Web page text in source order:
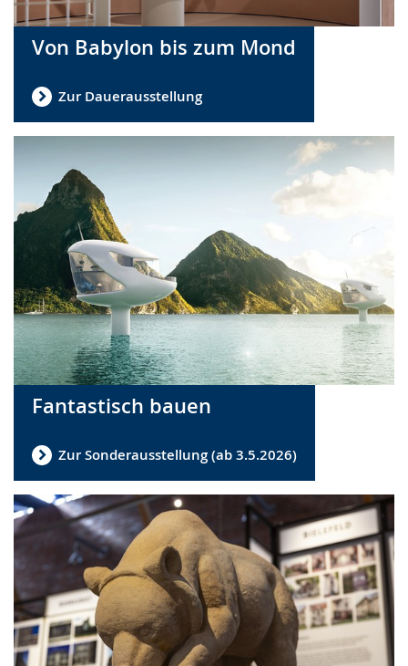
Von Babylon bis zum Mond
Zur Dauerausstellung
Fantastisch bauen
Zur Sonderausstellung (ab 3.5.2026)